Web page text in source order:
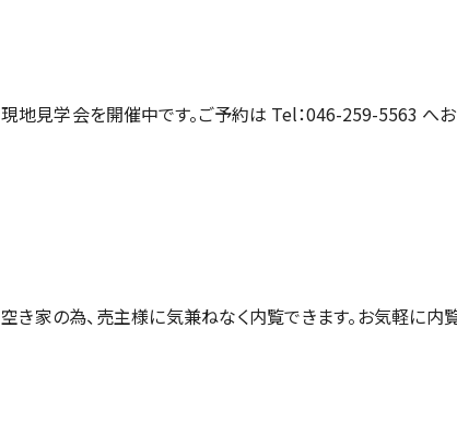
現地見学会を開催中です。ご予約は Tel：046-259-5563 へ
空き家の為、売主様に気兼ねなく内覧できます。お気軽に内